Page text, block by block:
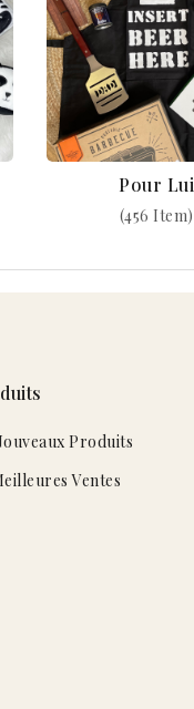
Pour Lui
(456 Item)
Produits
Ventes